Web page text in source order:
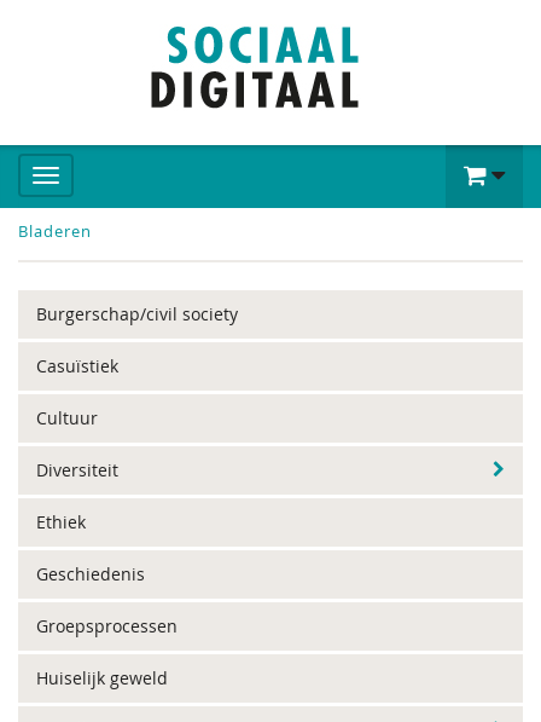
Bladeren
Burgerschap/civil society
Casuïstiek
Cultuur
Diversiteit
Ethiek
Geschiedenis
Groepsprocessen
Huiselijk geweld